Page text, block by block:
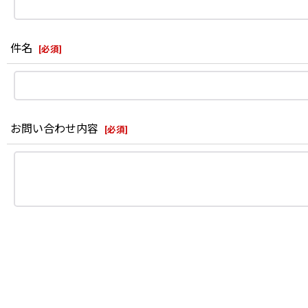
件名 [必須]
お問い合わせ内容 [必須]